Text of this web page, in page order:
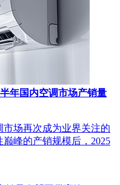
年国内空调市场产销量
市场再次成为业界关注的
峰的产销规模后，2025